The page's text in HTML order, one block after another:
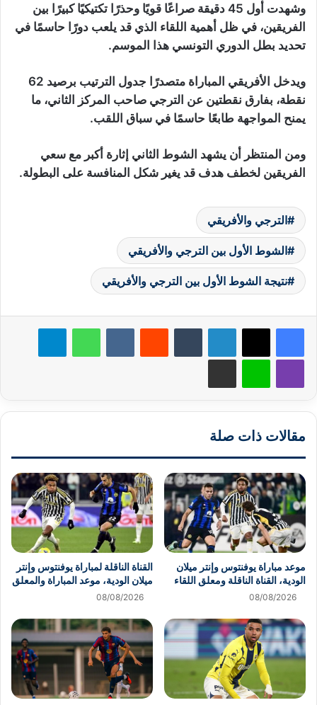
وشهدت أول 45 دقيقة صراعًا قويًا وحذرًا تكتيكيًا كبيرًا بين
الفريقين، في ظل أهمية اللقاء الذي قد يلعب دورًا حاسمًا في
تحديد بطل الدوري التونسي هذا الموسم.
ويدخل الأفريقي المباراة متصدرًا جدول الترتيب برصيد 62
نقطة، بفارق نقطتين عن الترجي صاحب المركز الثاني، ما
يمنح المواجهة طابعًا حاسمًا في سباق اللقب.
ومن المنتظر أن يشهد الشوط الثاني إثارة أكبر مع سعي
الفريقين لخطف هدف قد يغير شكل المنافسة على البطولة.
الترجي والأفريقي
الشوط الأول بين الترجي والأفريقي
نتيجة الشوط الأول بين الترجي والأفريقي
لينكدإن واتساب
لاين
مقالات ذات صلة
موعد مباراة يوفنتوس وإنتر ميلان
الودية، القناة الناقلة ومعلق اللقاء
08/08/2026
القناة الناقلة لمباراة يوفنتوس وإنتر
ميلان الودية، موعد المباراة والمعلق
08/08/2026